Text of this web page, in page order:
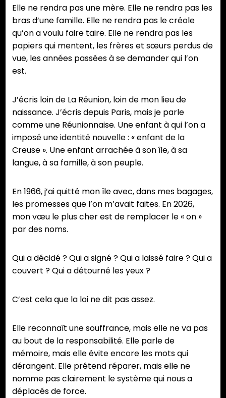
Elle ne rendra pas une mère. Elle ne rendra pas les
bras d’une famille. Elle ne rendra pas le créole
qu’on a voulu faire taire. Elle ne rendra pas les
papiers qui mentent, les frères et sœurs perdus de
vue, les années passées à se demander qui l’on
est.
J’écris loin de La Réunion, loin de mon lieu de
naissance. J’écris depuis Paris, mais je parle
comme une Réunionnaise. Une enfant à qui l’on a
imposé une identité nouvelle : « enfant de la
Creuse ». Une enfant arrachée à son île, à sa
langue, à sa famille, à son peuple.
En 1966, j’ai quitté mon île avec, dans mes bagages,
les promesses que l’on m’avait faites. En 2026,
mon vœu le plus cher est de remplacer le « on »
par des noms.
Qui a décidé ? Qui a signé ? Qui a laissé faire ? Qui a
couvert ? Qui a détourné les yeux ?
C’est cela que la loi ne dit pas assez.
Elle reconnaît une souffrance, mais elle ne va pas
au bout de la responsabilité. Elle parle de
mémoire, mais elle évite encore les mots qui
dérangent. Elle prétend réparer, mais elle ne
nomme pas clairement le système qui nous a
déplacés de force.